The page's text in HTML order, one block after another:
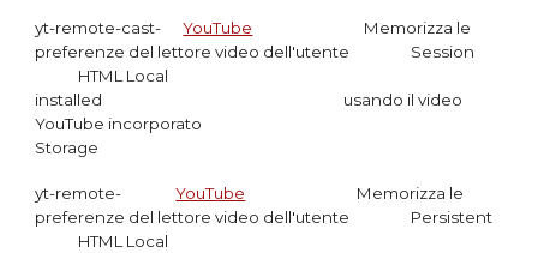
yt-remote-cast-YouTube
Memorizza le
preferenze del lettore video dell'utente Session
HTML Local
installed usando il video
YouTube incorporato
Storage
yt-remote-YouTube
Memorizza le
preferenze del lettore video dell'utente Persistent
HTML Local